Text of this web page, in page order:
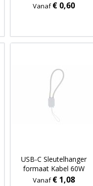
met fidgetspeeltje
Vanaf€ 0,60
USB-C Sleutelhanger
formaat Kabel 60W
Vanaf€ 1,08